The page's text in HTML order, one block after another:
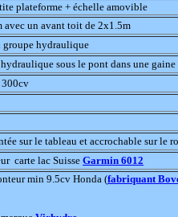
plateforme + échelle amovible
un avant toit de 2x1.5m
groupe hydraulique
sous le pont dans une gaine
sur le tableau et accrochable sur le
carte lac Suisse Garmin 6012
min 9.5cv Honda (fabriquant